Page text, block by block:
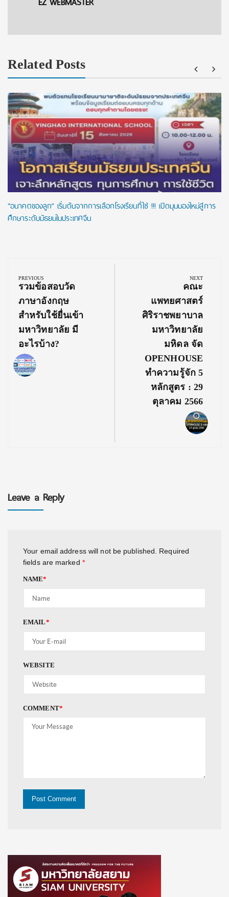
Related Posts
“อนาคตของลูก” เริ่มต้นจากการเลือกโรงเรียนที่ใช่ !!! เปิดมุมมองใหม่สู่การ
ศึกษาระดับมัธยมในประเทศจีน
navigation
PREVIOUS
Previous
Post:
รวมข้อสอบวัด
ภาษาอังกฤษ
สำหรับใช้ยื่นเข้า
มหาวิทยาลัย มี
อะไรบ้าง?
NEXT
Next
Post:
คณะ
แพทยศาสตร์
ศิริราชพยาบาล
มหาวิทยาลัย
มหิดล จัด
OPENHOUSE
ทำความรู้จัก 5
หลักสูตร : 29
ตุลาคม 2566
Leave a Reply
Your email address will not be published. Required
fields are marked *
NAME*
EMAIL*
WEBSITE
COMMENT*